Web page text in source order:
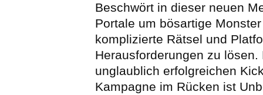
Beschwört in dieser neuen
Portale um bösartige
komplizierte Rätsel und
Herausforderungen zu lösen.
unglaublich erfolgreichen
Kampagne im Rücken ist